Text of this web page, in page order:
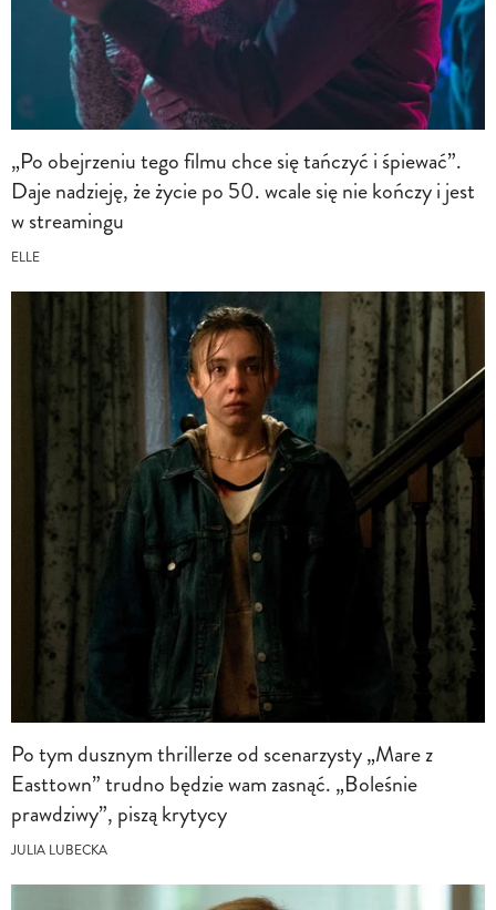
„Po obejrzeniu tego filmu chce się tańczyć i śpiewać”.
Daje nadzieję, że życie po 50. wcale się nie kończy i jest
w streamingu
ELLE
Po tym dusznym thrillerze od scenarzysty „Mare z
Easttown” trudno będzie wam zasnąć. „Boleśnie
prawdziwy”, piszą krytycy
JULIA LUBECKA